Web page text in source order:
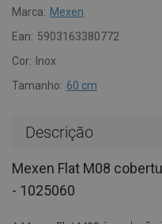
Marca: Mexen
Ean: 5903163380772
Cor:
Inox
Tamanho: 60 cm
Descrição
Mexen Flat M08
- 1025060